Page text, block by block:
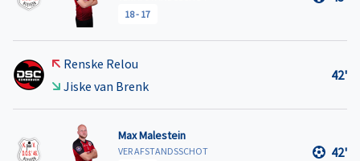
18- 17
Renske Relou
Jiske van Brenk
42'
Max Malestein
VER AFSTANDSSCHOT
42'